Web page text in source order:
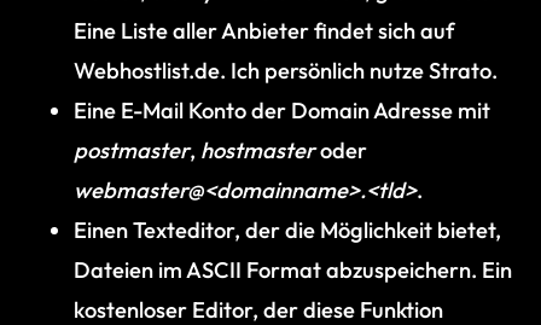
Eine Liste aller Anbieter findet sich auf
Webhostlist.de. Ich persönlich nutze Strato.
Eine E-Mail Konto der Domain Adresse mit
postmaster, hostmasteroder
webmaster@<domainname>.<tld>.
Einen Texteditor, der die Möglichkeit bietet,
Dateien im ASCII Format abzuspeichern. Ein
kostenloser Editor, der diese Funktion